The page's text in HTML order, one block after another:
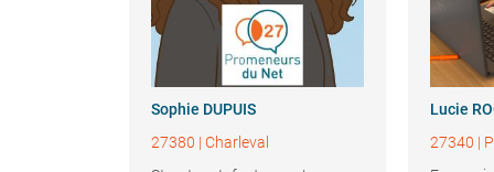
Sophie DUPUIS
27380 | Charleval
Lucie
27340 |